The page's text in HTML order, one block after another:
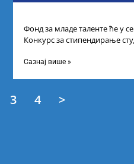
Фонд за младе таленте ће у
Конкурс за стипендирање
Сазнај више »
3 4 >